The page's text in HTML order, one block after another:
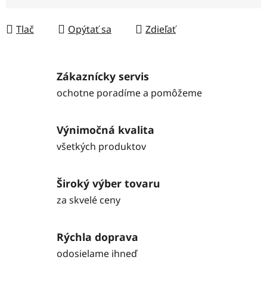
Tlač Opýtať sa Zdieľať
Zákaznícky servis
ochotne poradíme a pomôžeme
Výnimočná kvalita
všetkých produktov
Široký výber tovaru
za skvelé ceny
Rýchla doprava
odosielame ihneď